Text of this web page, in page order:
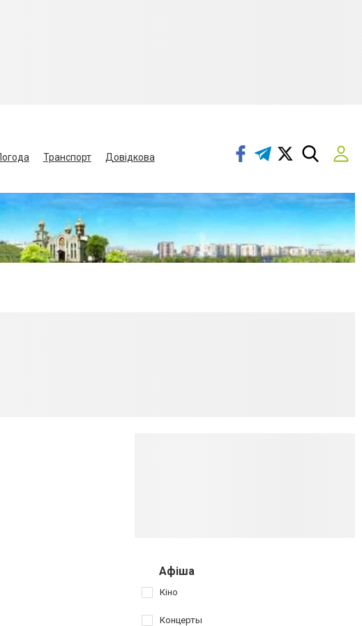
Транспорт Довідкова
Афіша
Кіно
Концерты